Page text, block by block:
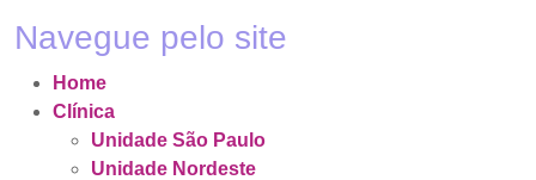
Navegue pelo site
Home
Clínica
Unidade São Paulo
Unidade Nordeste